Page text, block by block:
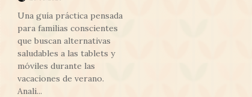
Una guía práctica pensada
para familias conscientes
que buscan alternativas
saludables a las tablets y
móviles durante las
vacaciones de verano.
Anali...